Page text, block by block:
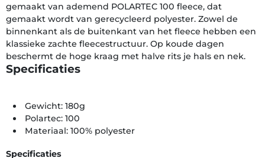
gemaakt van ademend POLARTEC 100 fleece, dat
gemaakt wordt van gerecycleerd polyester. Zowel de
binnenkant als de buitenkant van het fleece hebben een
klassieke zachte fleecestructuur. Op koude dagen
beschermt de hoge kraag met halve rits je hals en nek.
Specificaties
Gewicht: 180g
Polartec: 100
Materiaal: 100% polyester
Specificaties